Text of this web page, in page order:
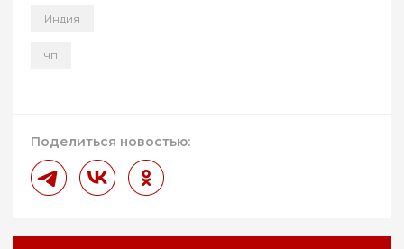
Индия
чп
Поделиться новостью: